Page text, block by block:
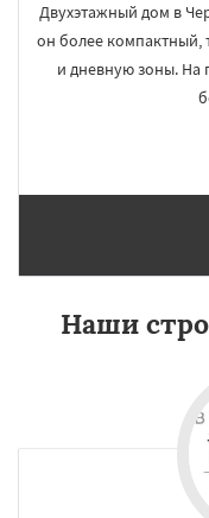
Двухэтажный дом в
он более компактный,
и дневную зоны. На
Наши